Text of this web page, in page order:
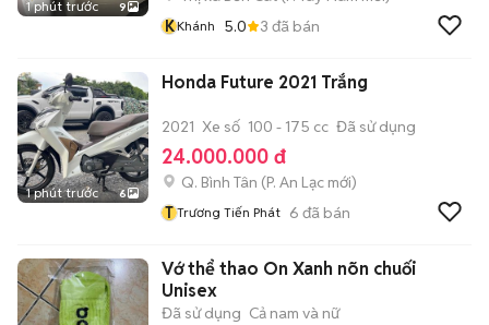
1 phút trước 9
KKhánh 5.0 3 đã bán
1 phút trước 6
Honda Future 2021 Trắng
2021 Xe số 100 - 175 cc Đã sử dụng
24.000.000 đ
Q. Bình Tân (P. An Lạc mới)
T Trương Tiến Phát 6 đã bán
Vớ thể thao On Xanh nõn chuối
Unisex
Đã sử dụng Cả nam và nữ